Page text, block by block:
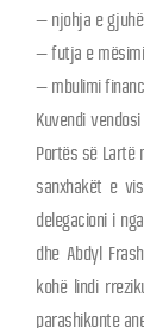
– njohja e
– futja e
– mbulimi
Kuvendi
Portës së Lartë
sanxhakët e
delegacioni i
dhe Abdyl
kohë lindi
parashikonte